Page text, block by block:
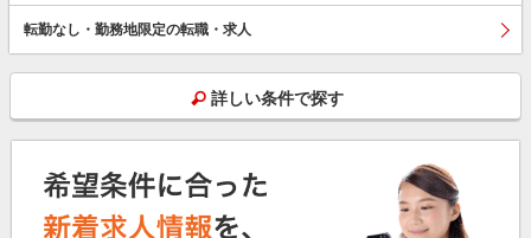
転勤なし・勤務地限定の転職・求人
詳しい条件で探す